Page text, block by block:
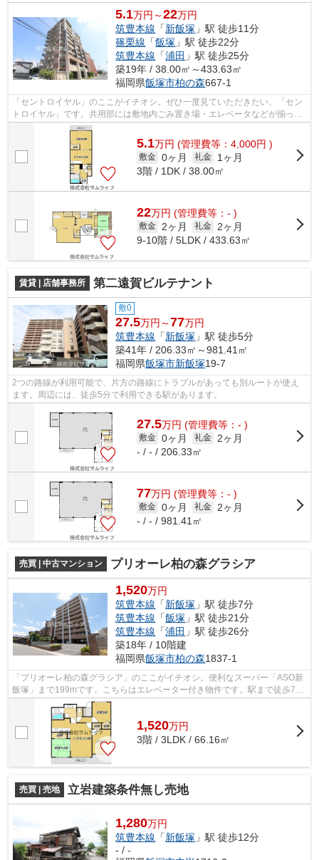
5.1万円～22万円
筑豊本線 「新飯塚 」駅 徒歩11分
篠栗線 「飯塚 」駅 徒歩22分
筑豊本線 「浦田 」駅 徒歩25分
築19年 / 38.00㎡～433.63㎡
福岡県飯塚市柏の森667-1
「セントロイヤル」のここがイチオシ。ぜひ一度見ていただきたい、「セン
トロイヤル」です。共用部には敷地内ごみ置き場・エレベータなどが揃って
おります。徒歩11分で駅へのアクセス...
5.1万円 (管理費等：4,000円 )
敷金 0ヶ月 礼金
1ヶ月
3階 / 1DK / 38.00㎡
22万円 (管理費等：- )
敷金 2ヶ月 礼金
2ヶ月
9-10階 / 5LDK / 433.63㎡
賃貸 | 店舗事務所 第二遠賀ビルテナント
敷0
27.5万円～77万円
筑豊本線 「新飯塚 」駅 徒歩5分
築41年 / 206.33㎡～981.41㎡
福岡県飯塚市新飯塚19-7
2つの路線が利用可能で、片方の路線にトラブルがあっても別ルートが使え
ます。周辺には、徒歩5分で利用できる駅があります。
27.5万円 (管理費等：- )
敷金 0ヶ月 礼金
2ヶ月
- / - / 206.33㎡
77万円 (管理費等：- )
敷金 0ヶ月 礼金
2ヶ月
- / - / 981.41㎡
売買 | 中古マンション プリオーレ柏の森グラシア
1,520万円
筑豊本線 「新飯塚 」駅 徒歩7分
筑豊本線 「飯塚 」駅 徒歩21分
筑豊本線 「浦田 」駅 徒歩26分
築18年 / 10階建
福岡県飯塚市柏の森1837-1
「プリオーレ柏の森グラシア」のここがイチオシ。便利なスーパー「ASO新
飯塚」まで199mです。こちらはエレベーター付き物件です。駅まで徒歩7分
の物件です。飯塚市で不動産探しをする...
1,520万円
3階 / 3LDK / 66.16㎡
売買 | 売地 立岩建築条件無し売地
1,280万円
筑豊本線 「新飯塚 」駅 徒歩12分
- / -